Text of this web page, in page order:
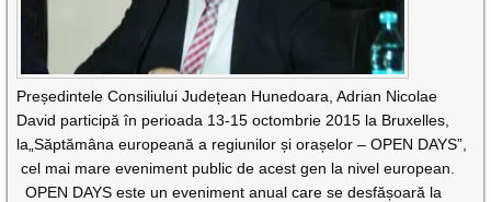
Președintele Consiliului Județean Hunedoara, Adrian Nicolae
David participă în perioada 13-15 octombrie 2015 la Bruxelles,
la„Săptămâna europeană a regiunilor și orașelor – OPEN DAYS”,
cel mai mare eveniment public de acest gen la nivel european.
OPEN DAYS este un eveniment anual care se desfășoară la